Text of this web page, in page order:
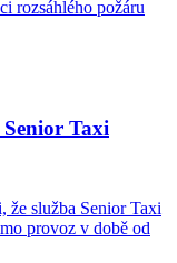
rozsáhlého požáru
Taxi
že služba Senior Taxi
provoz v době od